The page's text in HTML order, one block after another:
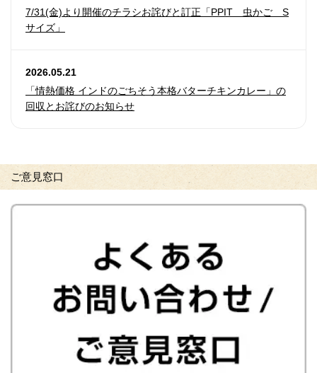
7/31(金)より開催のチラシお詫びと訂正「PPIT 虫かご S
サイズ」
2026.05.21
「情熱価格 インドのごちそう本格バターチキンカレー」の
回収とお詫びのお知らせ
ご意見窓口